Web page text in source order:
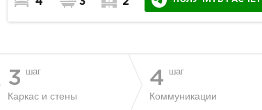
3 шаг
Каркас и стены
4 шаг
Коммуникации